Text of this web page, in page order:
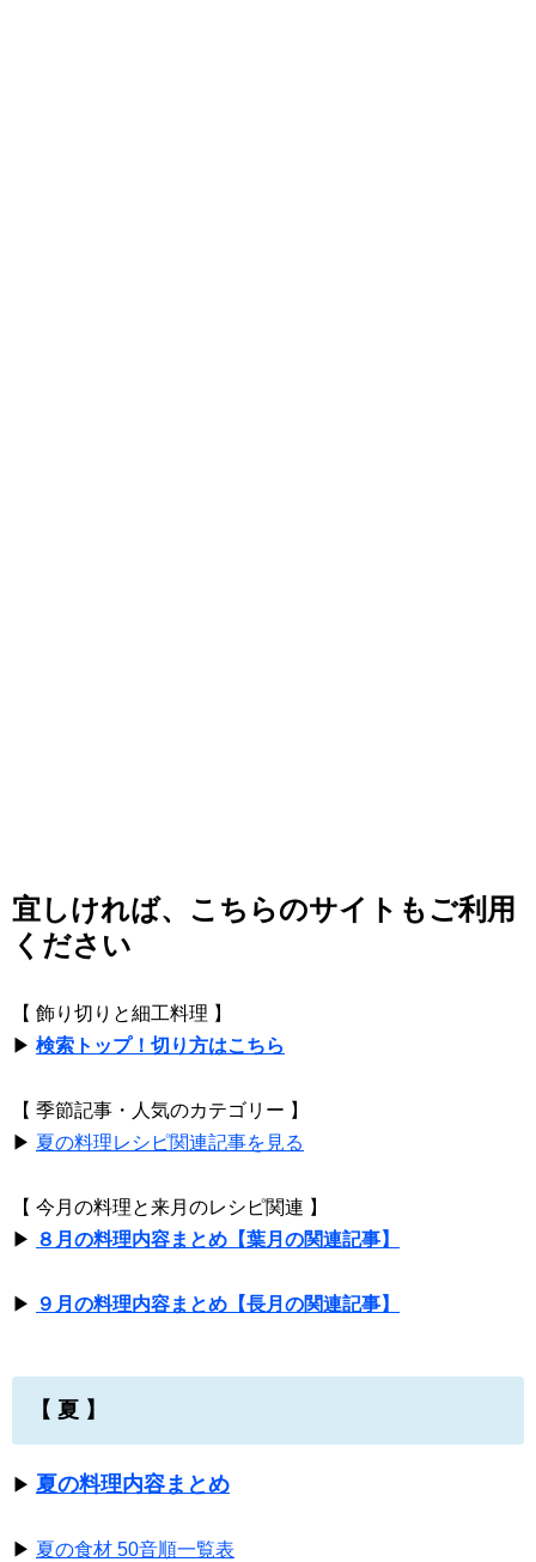
宜しければ、こちらのサイトもご利用
ください
【 飾り切りと細工料理 】
▶ 検索トップ！切り方はこちら
【 季節記事・人気のカテゴリー 】
▶ 夏の料理レシピ関連記事を見る
【 今月の料理と来月のレシピ関連 】
▶ ８月の料理内容まとめ【葉月の関連記事】
▶ ９月の料理内容まとめ【長月の関連記事】
【 夏 】
▶ 夏の料理内容まとめ
▶ 夏の食材 50音順一覧表